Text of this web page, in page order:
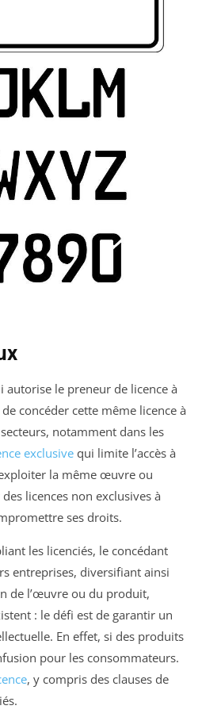
autorise le preneur de licence à
concéder cette même licence à
notamment dans les
exclusivequi limite l’accès à
la même œuvre ou
licences non exclusives à
ses droits.
les licenciés, le concédant
entreprises, diversifiant ainsi
de l’œuvre ou du produit,
: le défi est de garantir un
En effet, si des produits
pour les consommateurs.
, y compris des clauses de